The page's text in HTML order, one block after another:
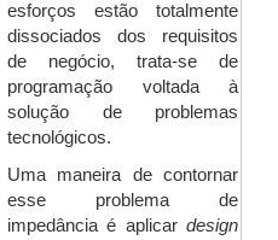
esforços estão totalmente
dissociados dos requisitos
de negócio, trata-se de
programação voltada à
solução de problemas
tecnológicos.
Uma maneira de contornar
esse problema de
impedância é aplicar design